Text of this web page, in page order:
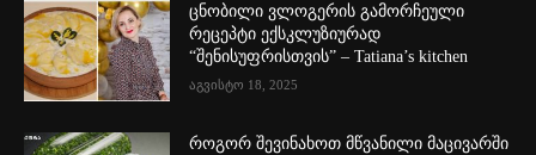
ცნობილი ვლოგერის გამორჩეული
რეცეპტი ექსკლუზიურად
“შენისუფრისთვის” – Tatiana’s kitchen
აგვისტო 18, 2025
როგორ შევინახოთ მწვანილი მაცივარში